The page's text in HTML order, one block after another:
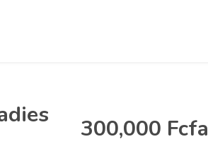
300,000 Fcfa